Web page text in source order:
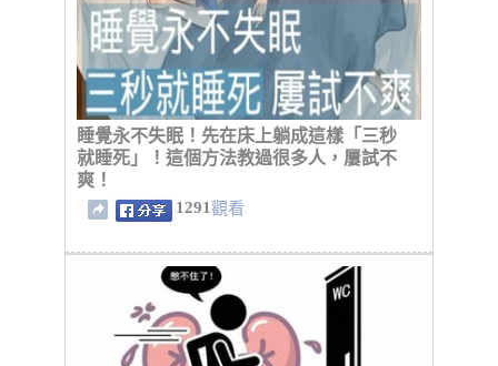
睡覺永不失眠！先在床上躺成這樣「三秒
就睡死」！這個方法教過很多人，屢試不
爽！
1291觀看